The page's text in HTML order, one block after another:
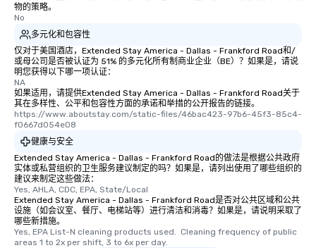
物的策略。
No
多元化和包容性
仅对于美国酒店，Extended Stay America - Dallas - Frankford Road和/
或母公司是否被认证为 51% 的多元化所有制商业企业（BE）？如果是，请说
明您获得以下哪一项认证：
NA
如果适用，请提供Extended Stay America - Dallas - Frankford Road关于
其在多样性、公平和包容性方面的承诺和举措的公开报告的链接。
https://www.aboutstay.com/static-files/46bac423-97b6-45f3-85c4-
f0667d054e08
健康与安全
Extended Stay America - Dallas - Frankford Road的做法是根据公共政府
实体或私营组织的卫生服务建议制定的吗？如果是，请列出使用了哪些组织的
建议来制定这些做法：
Yes, AHLA, CDC, EPA, State/Local
Extended Stay America - Dallas - Frankford Road是否对公共区域和公共
设施（如会议室、餐厅、电梯站等）进行清洁和消毒？如果是，请说明采取了
哪些新措施。
Yes, EPA List-N cleaning products used.  Cleaning frequency of public
areas 1 to 2x per shift, 3 to 6x per day.